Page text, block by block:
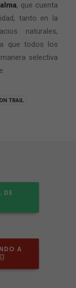
, que cuenta
tanto en la
naturales,
que todos los
selectiva
TRAIL
DE
A
no